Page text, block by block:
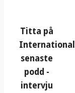
Titta på
senaste
podd -
intervju